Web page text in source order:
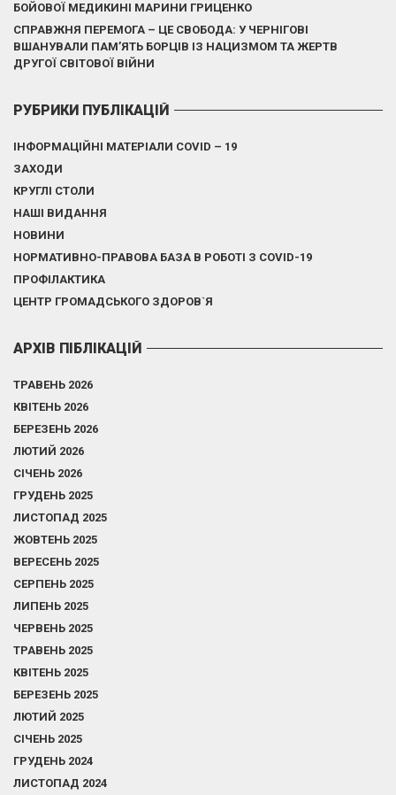
БОЙОВОЇ МЕДИКИНІ МАРИНИ ГРИЦЕНКО
СПРАВЖНЯ ПЕРЕМОГА – ЦЕ СВОБОДА: У ЧЕРНІГОВІ
ВШАНУВАЛИ ПАМ’ЯТЬ БОРЦІВ ІЗ НАЦИЗМОМ ТА ЖЕРТВ
ДРУГОЇ СВІТОВОЇ ВІЙНИ
РУБРИКИ ПУБЛІКАЦІЙ
ІНФОРМАЦІЙНІ МАТЕРІАЛИ COVID – 19
ЗАХОДИ
КРУГЛІ СТОЛИ
НАШІ ВИДАННЯ
НОВИНИ
НОРМАТИВНО-ПРАВОВА БАЗА В РОБОТІ З COVID-19
ПРОФІЛАКТИКА
ЦЕНТР ГРОМАДСЬКОГО ЗДОРОВ`Я
АРХІВ ПІБЛІКАЦІЙ
ТРАВЕНЬ 2026
КВІТЕНЬ 2026
БЕРЕЗЕНЬ 2026
ЛЮТИЙ 2026
СІЧЕНЬ 2026
ГРУДЕНЬ 2025
ЛИСТОПАД 2025
ЖОВТЕНЬ 2025
ВЕРЕСЕНЬ 2025
СЕРПЕНЬ 2025
ЛИПЕНЬ 2025
ЧЕРВЕНЬ 2025
ТРАВЕНЬ 2025
КВІТЕНЬ 2025
БЕРЕЗЕНЬ 2025
ЛЮТИЙ 2025
СІЧЕНЬ 2025
ГРУДЕНЬ 2024
ЛИСТОПАД 2024